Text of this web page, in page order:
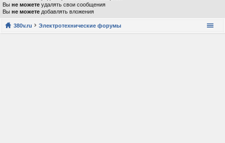
Вы не можете удалять свои сообщения
Вы не можете добавлять вложения
380v.ru Электротехнические форумы